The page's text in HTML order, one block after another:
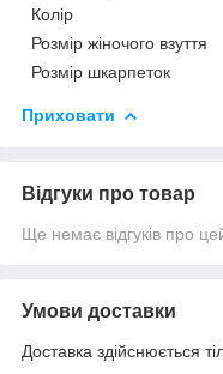
Колір
Розмір жіночого взуття
Розмір шкарпеток
Приховати
Відгуки про товар
Ще немає відгуків про
Умови доставки
Доставка здійснюється